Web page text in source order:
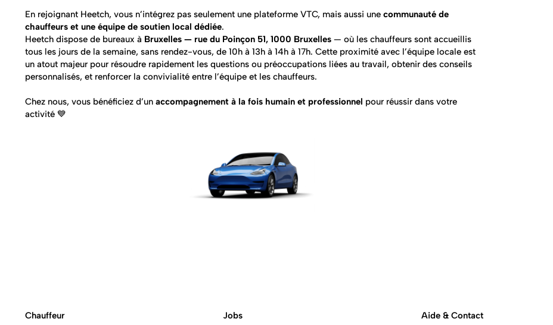
En rejoignant Heetch, vous n’intégrez pas seulement une plateforme VTC, mais aussi une communauté de
chauffeurs et une équipe de soutien local dédiée.
Heetch dispose de bureaux à Bruxelles — rue du Poinçon 51, 1000 Bruxelles — où les chauffeurs sont accueillis
tous les jours de la semaine, sans rendez-vous, de 10h à 13h à 14h à 17h. Cette proximité avec l’équipe locale est
un atout majeur pour résoudre rapidement les questions ou préoccupations liées au travail, obtenir des conseils
personnalisés, et renforcer la convivialité entre l’équipe et les chauffeurs.
Chez nous, vous bénéficiez d’unaccompagnement à la fois humain et professionnel pour réussir dans votre
activité 💙
Chauffeur Jobs Aide & Contact